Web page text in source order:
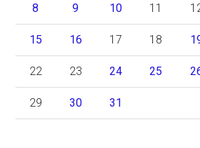
8 9 10 11
15 16 17 18
22 23 24 25
29 30 31